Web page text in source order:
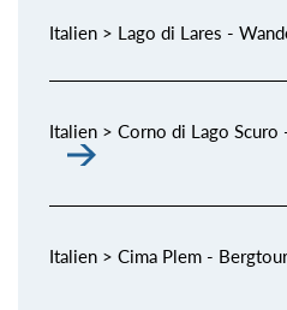
Italien > Lago di Lares -
Italien > Corno di Lago Scuro
Italien > Cima Plem -